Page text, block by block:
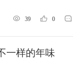
39 0
一样的年味